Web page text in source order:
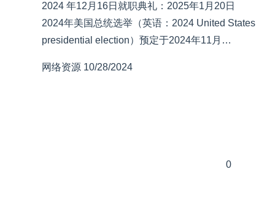
2024 年12月16日就职典礼：2025年1月20日
2024年美国总统选举（英语：2024 United States
presidential election）预定于2024年11月…
网络资源 10/28/2024
0